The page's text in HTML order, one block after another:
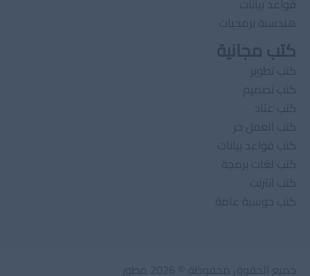
قواعد بيانات
هندسىة برمجيات
كتب مجانية
كتب تطوير
كتب تصميم
كتب عتاد
كتب العمل حر
كتب قواعد بيانات
كتب لغات برمجة
كتب انترنت
كتب حوسبة عامة